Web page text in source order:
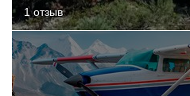
1 отзыв